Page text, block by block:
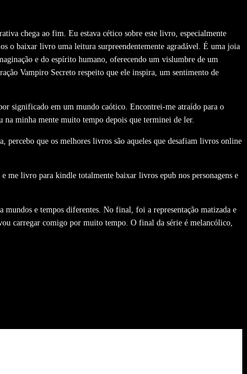
chega ao fim. Eu estava cético sobre este livro, especialmente
o baixar livro uma leitura surpreendentemente agradável. É uma joia
e do espírito humano, oferecendo um vislumbre de um
Vampiro Secreto respeito que ele inspira, um sentimento de
significado em um mundo caótico. Encontrei-me atraído para o
na minha mente muito tempo depois que terminei de ler.
que os melhores livros são aqueles que desafiam livros online
me livro para kindle totalmente baixar livros epub nos personagens e
e tempos diferentes. No final, foi a representação matizada e
carregar comigo por muito tempo. O final da série é melancólico,